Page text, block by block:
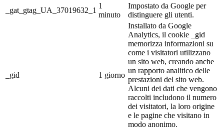
_gat_gtag_UA_37019632_1
1
minuto
Impostato da Google per
distinguere gli utenti.
_gid 1 giorno
Installato da Google
Analytics, il cookie _gid
memorizza informazioni su
come i visitatori utilizzano
un sito web, creando anche
un rapporto analitico delle
prestazioni del sito web.
Alcuni dei dati che vengono
raccolti includono il numero
dei visitatori, la loro origine
e le pagine che visitano in
modo anonimo.